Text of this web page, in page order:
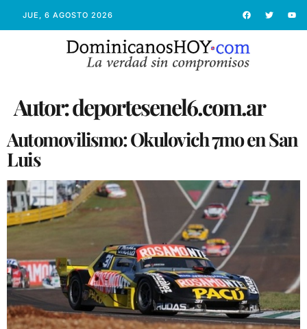
JUE, 6 AGOSTO 2026
Autor:deportesenel6.com.ar
Automovilismo: Okulovich 7mo en San
Luis